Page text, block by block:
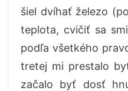
šiel dvíhať železo
teplota, cvičiť sa
podľa všetkého
tretej mi prestalo
začalo byť dosť